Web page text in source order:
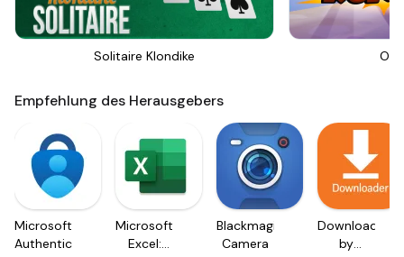
Solitaire Klondike Om
Empfehlung des Herausgebers
Microsoft
Authenticator
Microsoft
Excel:
Blackmagic
Camera
Downloader
by